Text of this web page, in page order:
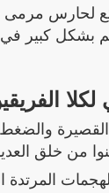
لحارس
بشكل كبير
لكلا
من خلق